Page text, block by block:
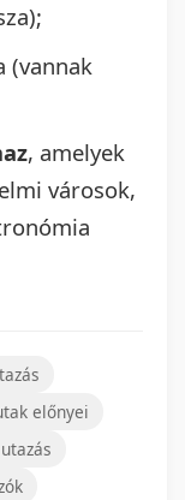
(vannak
, amelyek
városok,
előnyei